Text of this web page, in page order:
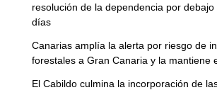
resolución de la dependencia por debajo
días
Canarias amplía la alerta por riesgo de
forestales a Gran Canaria y la mantiene
El Cabildo culmina la incorporación de